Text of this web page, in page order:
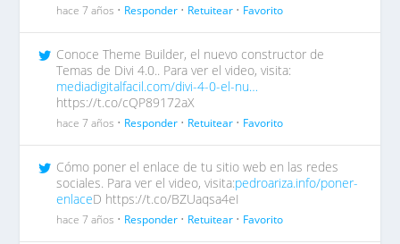
hace 7 años • Responder • Retuitear • Favorito
Conoce Theme Builder, el nuevo constructor de
Temas de Divi 4.0.. Para ver el video, visita:
mediadigitalfacil.com/divi-4-0-el-nu…
https://t.co/cQP89172aX
hace 7 años • Responder • Retuitear • Favorito
Cómo poner el enlace de tu sitio web en las redes
sociales. Para ver el video, visita:pedroariza.info/poner-
enlaceD https://t.co/BZUaqsa4eI
hace 7 años • Responder • Retuitear • Favorito